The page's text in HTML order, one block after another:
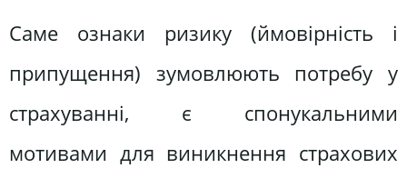
Саме ознаки ризику (ймовірність і
припущення) зумовлюють потребу у
страхуванні, є спонукальними
мотивами для виникнення страхових